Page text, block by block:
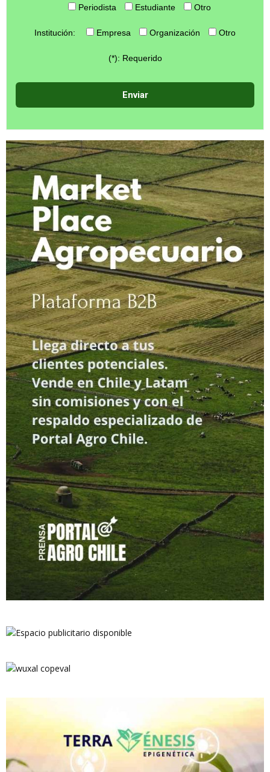
Periodista
Estudiante Otro
Institución: Empresa Organización Otro
(*): Requerido